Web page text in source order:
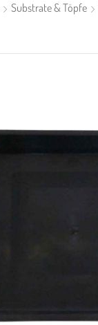
Substrate & Töpfe